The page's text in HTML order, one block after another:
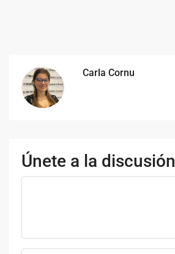
Carla Cornu
Únete a la discusión